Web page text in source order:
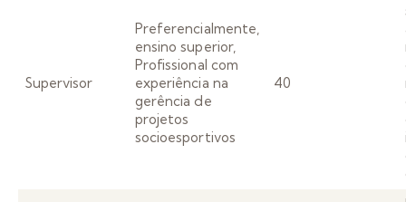
Supervisor
Preferencialmente,
ensino superior,
Profissional com
experiência na
gerência de
projetos
socioesportivos
40